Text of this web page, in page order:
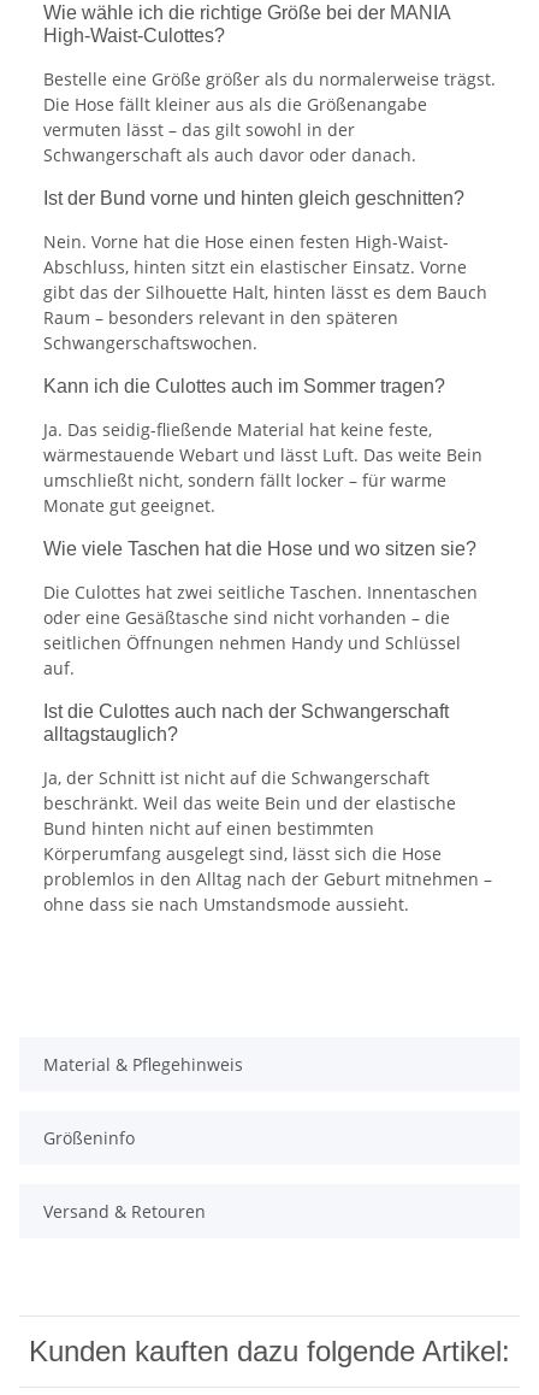
Wie wähle ich die richtige Größe bei der MANIA
High-Waist-Culottes?
Bestelle eine Größe größer als du normalerweise trägst.
Die Hose fällt kleiner aus als die Größenangabe
vermuten lässt – das gilt sowohl in der
Schwangerschaft als auch davor oder danach.
Ist der Bund vorne und hinten gleich geschnitten?
Nein. Vorne hat die Hose einen festen High-Waist-
Abschluss, hinten sitzt ein elastischer Einsatz. Vorne
gibt das der Silhouette Halt, hinten lässt es dem Bauch
Raum – besonders relevant in den späteren
Schwangerschaftswochen.
Kann ich die Culottes auch im Sommer tragen?
Ja. Das seidig-fließende Material hat keine feste,
wärmestauende Webart und lässt Luft. Das weite Bein
umschließt nicht, sondern fällt locker – für warme
Monate gut geeignet.
Wie viele Taschen hat die Hose und wo sitzen sie?
Die Culottes hat zwei seitliche Taschen. Innentaschen
oder eine Gesäßtasche sind nicht vorhanden – die
seitlichen Öffnungen nehmen Handy und Schlüssel
auf.
Ist die Culottes auch nach der Schwangerschaft
alltagstauglich?
Ja, der Schnitt ist nicht auf die Schwangerschaft
beschränkt. Weil das weite Bein und der elastische
Bund hinten nicht auf einen bestimmten
Körperumfang ausgelegt sind, lässt sich die Hose
problemlos in den Alltag nach der Geburt mitnehmen –
ohne dass sie nach Umstandsmode aussieht.
Material & Pflegehinweis
Größeninfo
Versand & Retouren
Kunden kauften dazu folgende Artikel: